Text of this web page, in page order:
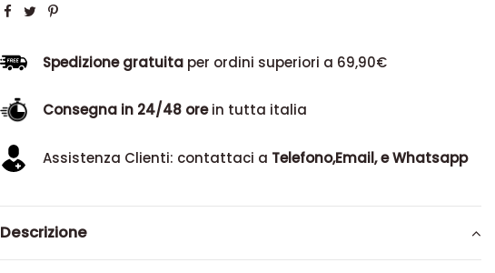
Spedizione gratuitaper ordini superiori a 69,90€
Consegna in 24/48 orein tutta italia
Assistenza Clienti: contattaci a Telefono,Email, e Whatsapp
Descrizione